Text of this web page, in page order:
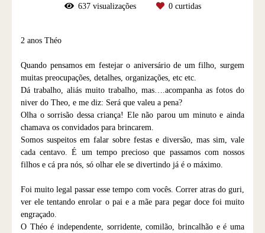
637visualizações 0curtidas
2 anos Théo
Quando pensamos em festejar o aniversário de um filho, surgem
muitas preocupações, detalhes, organizações, etc etc.
Dá trabalho, aliás muito trabalho, mas….acompanha as fotos do
niver do Theo, e me diz: Será que valeu a pena?
Olha o sorrisão dessa criança! Ele não parou um minuto e ainda
chamava os convidados para brincarem.
Somos suspeitos em falar sobre festas e diversão, mas sim, vale
cada centavo. É um tempo precioso que passamos com nossos
filhos e cá pra nós, só olhar ele se divertindo já é o máximo.
Foi muito legal passar esse tempo com vocês. Correr atras do guri,
ver ele tentando enrolar o pai e a mãe para pegar doce foi muito
engraçado.
O Théo é independente, sorridente, comilão, brincalhão e é uma